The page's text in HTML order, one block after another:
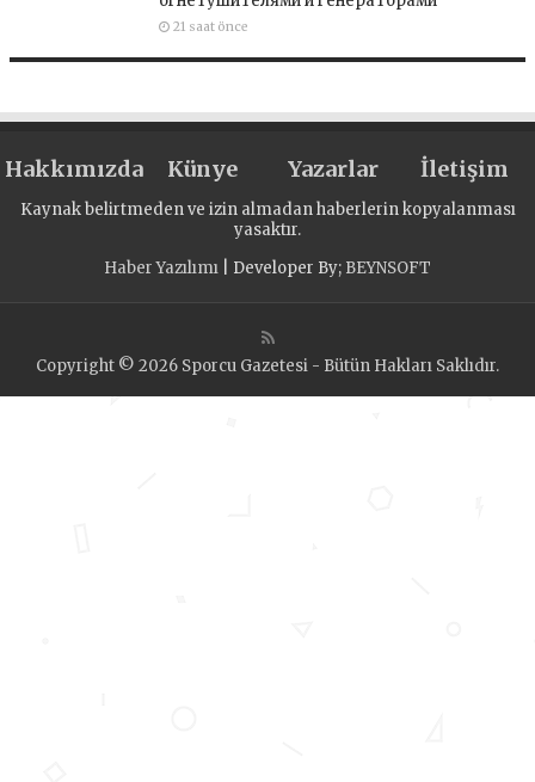
21 saat önce
Hakkımızda Künye Yazarlar İletişim
Kaynak belirtmeden ve izin almadan haberlerin kopyalanması
yasaktır.
Haber Yazılımı | Developer By; BEYNSOFT
Copyright © 2026 Sporcu Gazetesi - Bütün Hakları Saklıdır.